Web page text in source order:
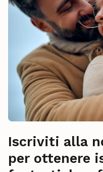
Iscriviti alla
per ottenere